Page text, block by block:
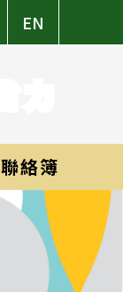
EN
聯絡簿